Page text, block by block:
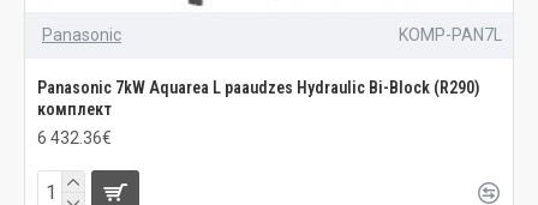
Panasonic KOMP-PAN7L
Panasonic 7kW Aquarea L paaudzes Hydraulic Bi-Block (R290)
комплект
6 432.36€